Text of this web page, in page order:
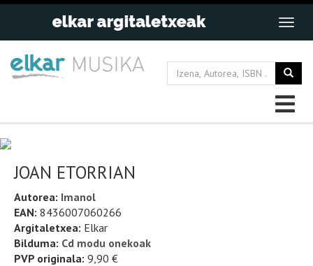
JOAN ETORRIAN
Autorea: Imanol
EAN: 8436007060266
Argitaletxea: Elkar
Bilduma: Cd modu onekoak
PVP originala: 9,90 €